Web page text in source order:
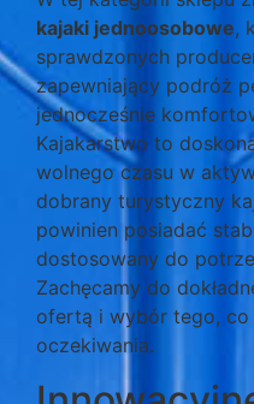
kajaki jednoosobowe,
sprawdzonych
zapewniający podróż
jednocześnie
Kajakarstwo to
wolnego czasu w
dobrany turystyczny
powinien posiadać
dostosowany do
Zachęcamy do
ofertą i wybór tego, co
oczekiwania.